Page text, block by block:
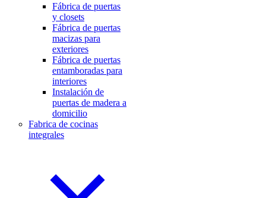
Fábrica de puertas
y closets
Fábrica de puertas
macizas para
exteriores
Fábrica de puertas
entamboradas para
interiores
Instalación de
puertas de madera a
domicilio
Fabrica de cocinas
integrales